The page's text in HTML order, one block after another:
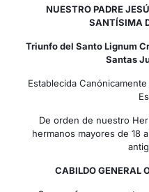
NUESTRO PADRE
SANTÍSIMA
Triunfo del Santo Lignum
Santas
Establecida
De orden de nuestro
hermanos mayores de 18
CABILDO GENERAL